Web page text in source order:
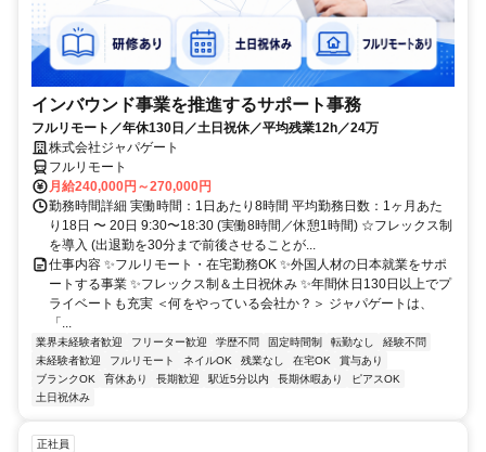
インバウンド事業を推進するサポート事務
フルリモート／年休130日／土日祝休／平均残業12h／24万
株式会社ジャパゲート
フルリモート
月給240,000円～270,000円
勤務時間詳細 実働時間：1日あたり8時間 平均勤務日数：1ヶ月あた
り18日 〜 20日 9:30〜18:30 (実働8時間／休憩1時間) ☆フレックス制
を導入 (出退勤を30分まで前後させることが...
仕事内容 ✨フルリモート・在宅勤務OK ✨外国人材の日本就業をサポ
ートする事業 ✨フレックス制＆土日祝休み ✨年間休日130日以上でプ
ライベートも充実 ＜何をやっている会社か？＞ ジャパゲートは、
「...
業界未経験者歓迎 フリーター歓迎 学歴不問 固定時間制 転勤なし
経験不問
未経験者歓迎
フルリモート ネイルOK 残業なし 在宅OK
賞与あり
ブランクOK
育休あり 長期歓迎 駅近5分以内 長期休暇あり
ピアスOK
土日祝休み
正社員